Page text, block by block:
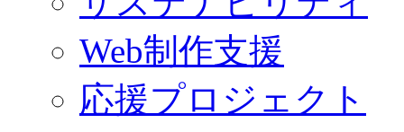
Web制作支援
応援プロジェクト